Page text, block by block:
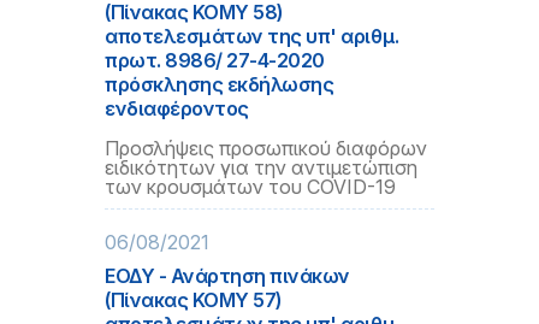
(Πίνακας ΚΟΜΥ 58)
αποτελεσμάτων της υπ' αριθμ.
πρωτ. 8986/ 27-4-2020
πρόσκλησης εκδήλωσης
ενδιαφέροντος
Προσλήψεις προσωπικού διαφόρων
ειδικότητων για την αντιμετώπιση
των κρουσμάτων του COVID-19
06/08/2021
ΕΟΔΥ - Ανάρτηση πινάκων
(Πίνακας ΚΟΜΥ 57)